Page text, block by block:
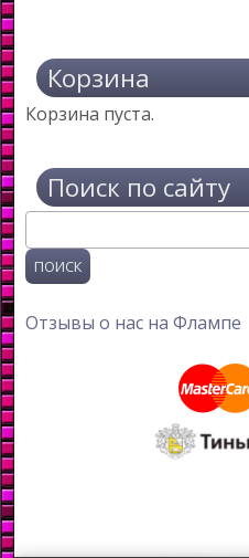
Корзина
Корзина пуста.
Поиск по сайту
Отзывы о нас на Флампе